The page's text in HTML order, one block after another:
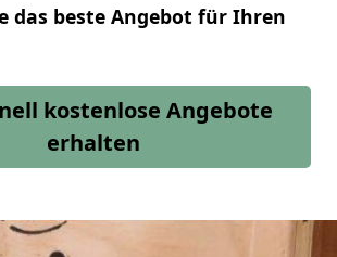
das beste Angebot für Ihren
kostenlose Angebote
erhalten